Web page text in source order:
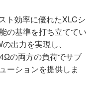
ト効率に優れたXLCシ
の基準を打ち立ててい
出力を実現し、
の両方の負荷でサブ
ーションを提供しま